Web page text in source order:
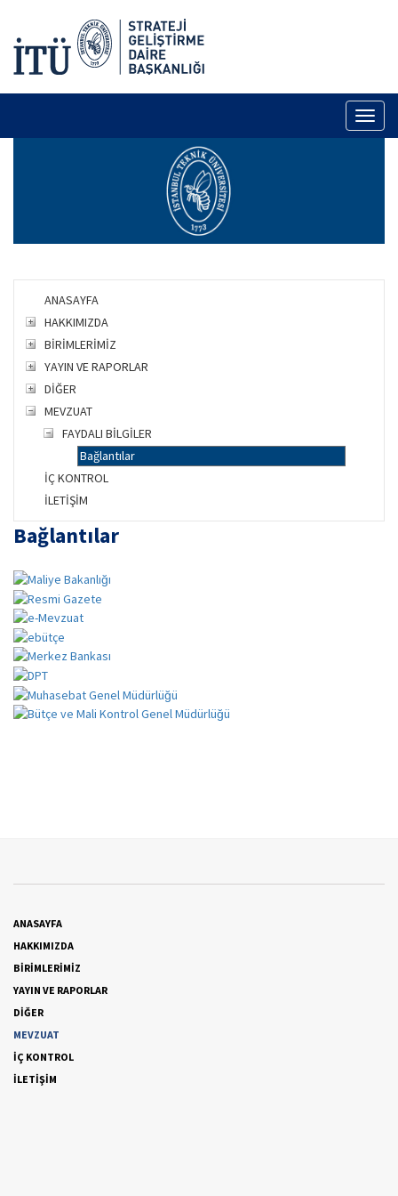
ANASAYFA
HAKKIMIZDA
BİRİMLERİMİZ
YAYIN VE RAPORLAR
DİĞER
MEVZUAT
FAYDALI BİLGİLER
Bağlantılar
İÇ KONTROL
İLETİŞİM
Bağlantılar
ANASAYFA
HAKKIMIZDA
BİRİMLERİMİZ
YAYIN VE RAPORLAR
DİĞER
MEVZUAT
İÇ KONTROL
İLETİŞİM